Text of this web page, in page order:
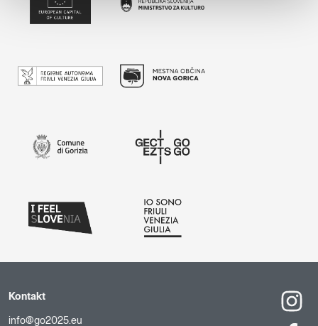
Kontakt
info@go2025.eu